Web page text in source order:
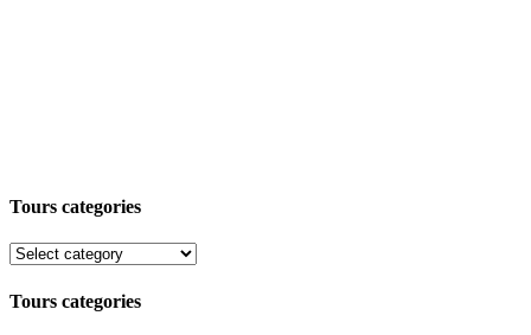
Tours categories
Tours categories